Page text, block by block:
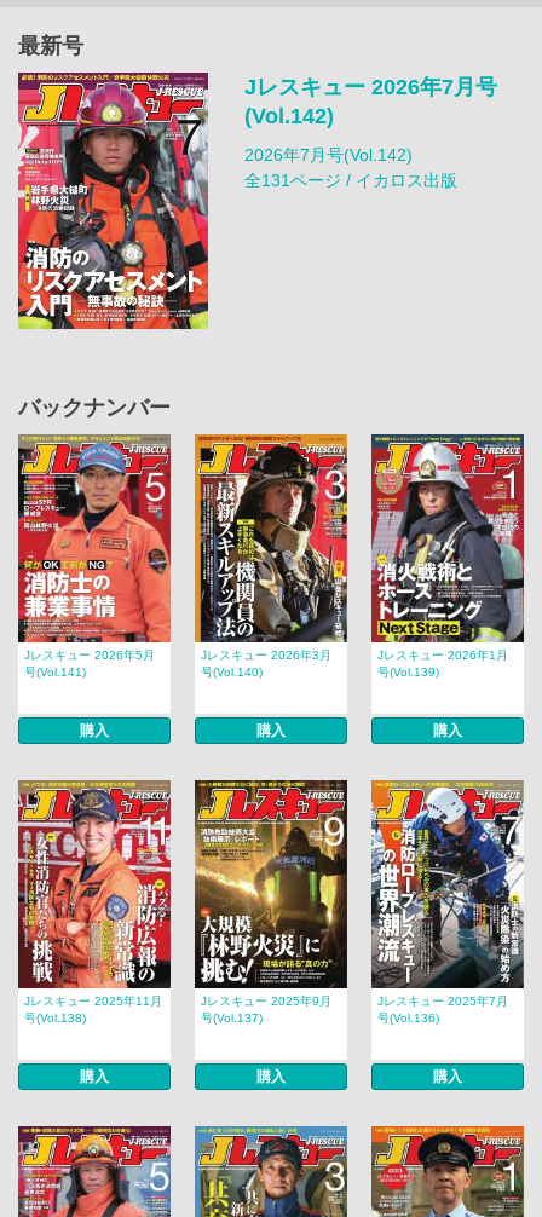
最新号
Jレスキュー 2026年7月号
(Vol.142)
2026年7月号(Vol.142)
全131ページ / イカロス出版
バックナンバー
Jレスキュー 2026年5月
号(Vol.141)
購入
Jレスキュー 2026年3月
号(Vol.140)
購入
Jレスキュー 2026年1月
号(Vol.139)
購入
Jレスキュー 2025年11月
号(Vol.138)
購入
Jレスキュー 2025年9月
号(Vol.137)
購入
Jレスキュー 2025年7月
号(Vol.136)
購入